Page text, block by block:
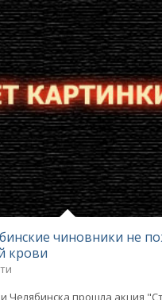
чиновники не
крови
Челябинска прошла акция